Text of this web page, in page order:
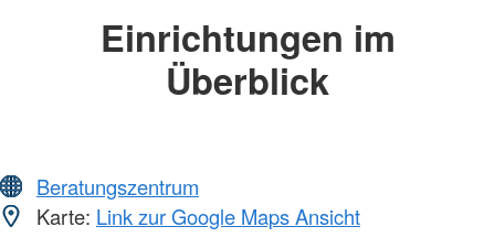
Einrichtungen im
Überblick
Beratungszentrum
Karte: Link zur Google Maps Ansicht